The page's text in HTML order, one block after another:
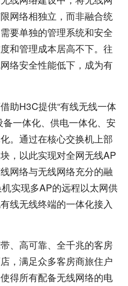
网络相独立，而非融合统
要单独的管理系统和安全
和管理成本居高不下。往
络安全性能低下，成为有
H3C提供“有线无线一体
备一体化、供电一体化、安
。通过在核心交换机上部
，以此实现对全网无线AP
网络与无线网络充分的融
实现多AP的远程以太网供
线无线终端的一体化接入
高可靠、全千兆的客房
，满足众多客房商旅住户
得所有配备无线网络的电